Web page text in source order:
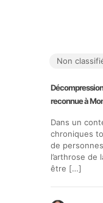
Non
reconnue à
Dans un
chroniques
de
l’arthrose de
être […]